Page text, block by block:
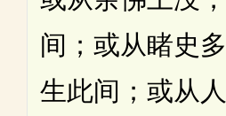
间；或从睹史
生此间；或从